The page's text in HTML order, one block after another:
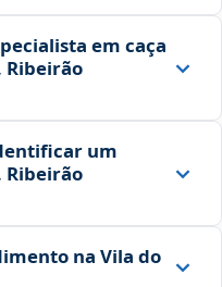
em caça
Ribeirão
um
Ribeirão
na Vila do